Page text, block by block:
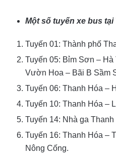
Một số tuyến xe bus tại
Tuyến 01: Thành phố
Tuyến 05: Bỉm Sơn –
Vườn Hoa – Bãi B Sầm
Tuyến 06: Thanh Hóa –
Tuyến 10: Thanh Hóa –
Tuyến 14: Nhà ga
Tuyến 16: Thanh Hóa –
Nông Cống.